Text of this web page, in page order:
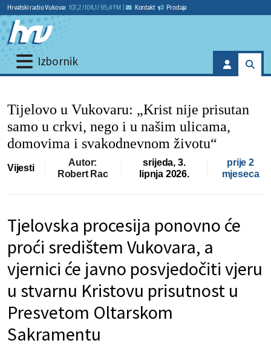
Hrvatski radio Vukovar 107,2 / 104,1 / 95,4 FM Kontakt Prodaja
Izbornik
Tijelovo u Vukovaru: „Krist nije prisutan
samo u crkvi, nego i u našim ulicama,
domovima i svakodnevnom životu“
Vijesti
Autor:
Robert Rac
srijeda, 3.
lipnja 2026.
prije 2
mjeseca
Tjelovska procesija ponovno će
proći središtem Vukovara, a
vjernici će javno posvjedočiti vjeru
u stvarnu Kristovu prisutnost u
Presvetom Oltarskom
Sakramentu